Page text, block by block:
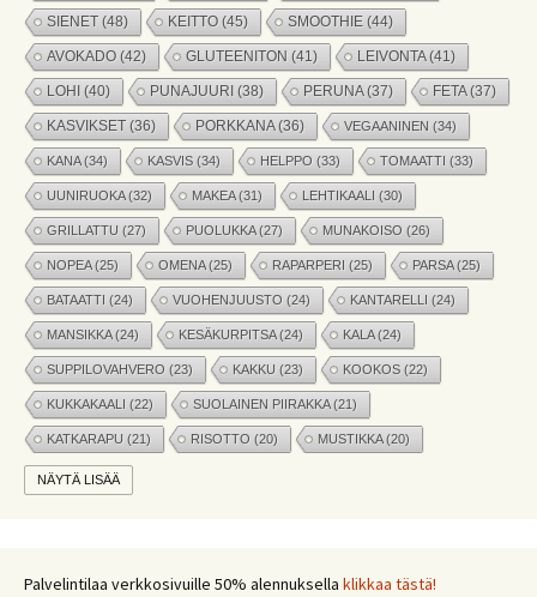
SIENET (48) KEITTO (45) SMOOTHIE (44)
AVOKADO (42) GLUTEENITON (41) LEIVONTA(41)
LOHI (40) PUNAJUURI (38) PERUNA(37) FETA(37)
KASVIKSET (36) PORKKANA(36) VEGAANINEN (34)
KANA(34) KASVIS (34) HELPPO (33) TOMAATTI (33)
UUNIRUOKA(32) MAKEA(31) LEHTIKAALI (30)
GRILLATTU (27) PUOLUKKA(27) MUNAKOISO (26)
NOPEA(25) OMENA(25) RAPARPERI (25) PARSA(25)
BATAATTI (24) VUOHENJUUSTO (24) KANTARELLI (24)
MANSIKKA(24) KESÄKURPITSA(24) KALA(24)
SUPPILOVAHVERO (23) KAKKU (23) KOOKOS (22)
KUKKAKAALI (22) SUOLAINEN PIIRAKKA(21)
KATKARAPU (21) RISOTTO (20) MUSTIKKA(20)
MARJAT(19)
JÄLKIRUOKA (17) PAPRIKA (17) COUSCOUS (17)
NÄYTÄ LISÄÄ
Palvelintilaa verkkosivuille 50% alennuksella klikkaa tästä!